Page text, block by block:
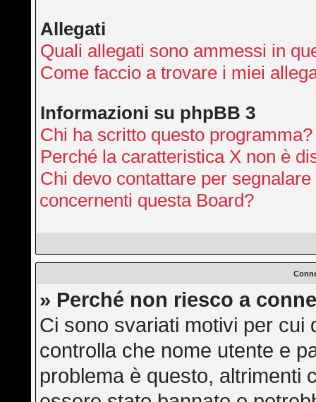
Allegati
Quali allegati sono ammessi in
Come faccio a trovare i miei
Informazioni su phpBB 3
Chi ha scritto questo programma?
Perché la caratteristica X non è
Chi devo contattare per
concernenti questa Board?
» Perché non riesco a
Ci sono svariati motivi per
controlla che nome utente e
problema è questo, altrimenti